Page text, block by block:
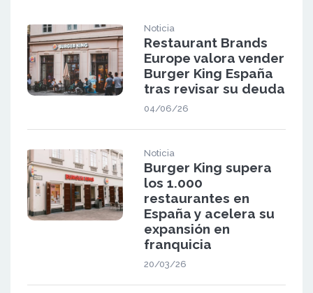
Noticia
Restaurant Brands
Europe valora vender
Burger King España
tras revisar su deuda
04/06/26
Noticia
Burger King supera
los 1.000
restaurantes en
España y acelera su
expansión en
franquicia
20/03/26